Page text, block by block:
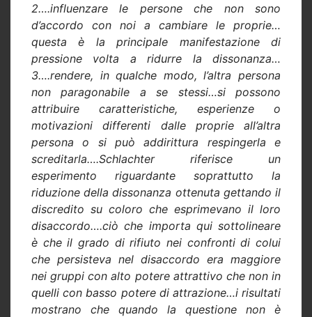
2….influenzare le persone che non sono
d’accordo con noi a cambiare le proprie…
questa è la principale manifestazione di
pressione volta a ridurre la dissonanza…
3….rendere, in qualche modo, l’altra persona
non paragonabile a se stessi…si possono
attribuire caratteristiche, esperienze o
motivazioni differenti dalle proprie all’altra
persona o si può addirittura respingerla e
screditarla….Schlachter riferisce un
esperimento riguardante soprattutto la
riduzione della dissonanza ottenuta gettando il
discredito su coloro che esprimevano il loro
disaccordo….ciò che importa qui sottolineare
è che il grado di rifiuto nei confronti di colui
che persisteva nel disaccordo era maggiore
nei gruppi con alto potere attrattivo che non in
quelli con basso potere di attrazione…i risultati
mostrano che quando la questione non è